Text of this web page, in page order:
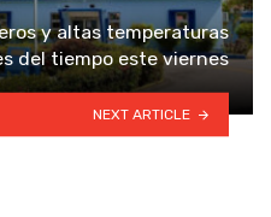
y altas temperaturas
del tiempo este viernes
NEXT ARTICLE